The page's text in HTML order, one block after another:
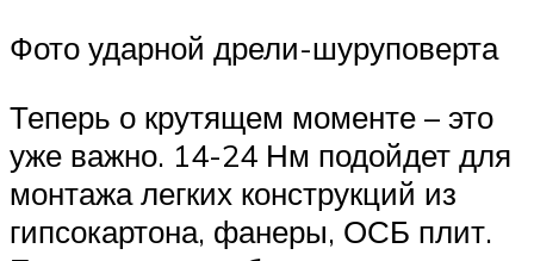
Фото ударной дрели-шуруповерта
Теперь о крутящем моменте – это
уже важно. 14-24 Нм подойдет для
монтажа легких конструкций из
гипсокартона, фанеры, ОСБ плит.